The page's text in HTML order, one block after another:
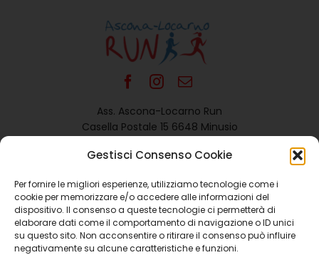
Gestisci Consenso Cookie
Per fornire le migliori esperienze, utilizziamo tecnologie come i
cookie per memorizzare e/o accedere alle informazioni del
dispositivo. Il consenso a queste tecnologie ci permetterà di
elaborare dati come il comportamento di navigazione o ID unici
su questo sito. Non acconsentire o ritirare il consenso può influire
negativamente su alcune caratteristiche e funzioni.
Ass. Ascona-Locarno Run
Casella Postale 15 6648 Minusio
Sociétés Promotrices